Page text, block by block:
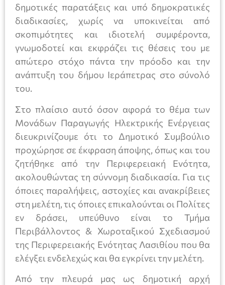
δημοτικές παρατάξεις και υπό δημοκρατικές
διαδικασίες, χωρίς να υποκινείται από
σκοπιμότητες και ιδιοτελή συμφέροντα,
γνωμοδοτεί και εκφράζει τις θέσεις του με
απώτερο στόχο πάντα την πρόοδο και την
ανάπτυξη του δήμου Ιεράπετρας στο σύνολό
του.
Στο πλαίσιο αυτό όσον αφορά το θέμα των
Μονάδων Παραγωγής Ηλεκτρικής Ενέργειας
διευκρινίζουμε ότι το Δημοτικό Συμβούλιο
προχώρησε σε έκφραση άποψης, όπως και του
ζητήθηκε από την Περιφερειακή Ενότητα,
ακολουθώντας τη σύννομη διαδικασία. Για τις
όποιες παραλήψεις, αστοχίες και ανακρίβειες
στη μελέτη, τις όποιες επικαλούνται οι Πολίτες
εν δράσει, υπεύθυνο είναι το Τμήμα
Περιβάλλοντος & Χωροταξικού Σχεδιασμού
της Περιφερειακής Ενότητας Λασιθίου που θα
ελέγξει ενδελεχώς και θα εγκρίνει την μελέτη.
Από την πλευρά μας ως δημοτική αρχή